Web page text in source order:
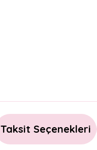
Taksit Seçenekleri